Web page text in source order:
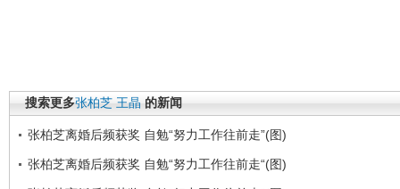
搜索更多张柏芝 王晶 的新闻
张柏芝离婚后频获奖 自勉“努力工作往前走”(图)
张柏芝离婚后频获奖 自勉“努力工作往前走“(图)